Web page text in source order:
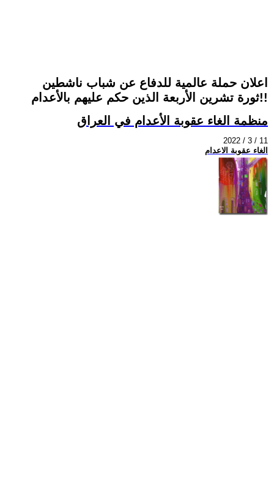
اعلان حملة عالمية للدفاع عن شباب ناشطين
ثورة تشرين الأربعة الذين حكم عليهم بالأعدام!!
منظمة الغاء عقوبة الأعدام في العراق
2022 / 3 / 11
الغاء عقوبة الاعدام